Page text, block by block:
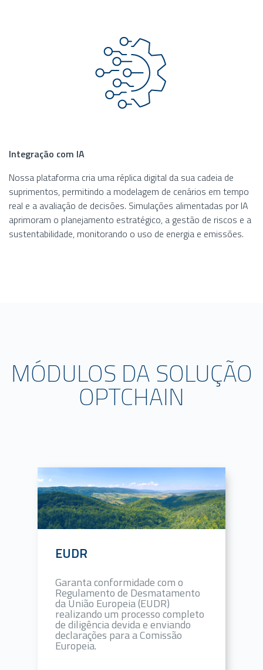
Integração com IA
Nossa plataforma cria uma réplica digital da sua cadeia de
suprimentos, permitindo a modelagem de cenários em tempo
real e a avaliação de decisões. Simulações alimentadas por IA
aprimoram o planejamento estratégico, a gestão de riscos e a
sustentabilidade, monitorando o uso de energia e emissões.
MÓDULOS DA SOLUÇÃO
OPTCHAIN
EUDR
Garanta conformidade com o
Regulamento de Desmatamento
da União Europeia (EUDR)
realizando um processo completo
de diligência devida e enviando
declarações para a Comissão
Europeia.